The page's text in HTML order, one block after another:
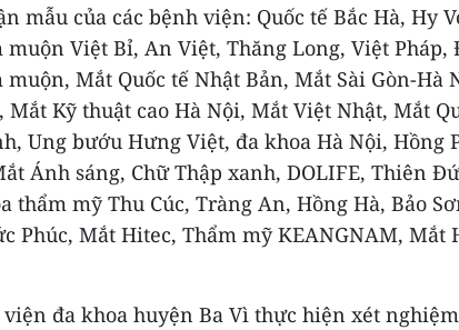
mẫu của các bệnh viện: Quốc tế Bắc Hà, Hy
muộn Việt Bỉ, An Việt, Thăng Long, Việt Pháp,
Mắt Quốc tế Nhật Bản, Mắt Sài Gòn-Hà
Mắt Kỹ thuật cao Hà Nội, Mắt Việt Nhật, Mắt
Ung bướu Hưng Việt, đa khoa Hà Nội, Hồng
Ánh sáng, Chữ Thập xanh, DOLIFE, Thiên
thẩm mỹ Thu Cúc, Tràng An, Hồng Hà, Bảo
Phúc, Mắt Hitec, Thẩm mỹ KEANGNAM, Mắt
đa khoa huyện Ba Vì thực hiện xét